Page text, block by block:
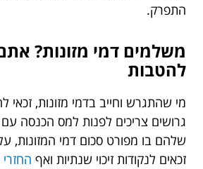
התפרק.
משלמים דמי מזונות?
להטבות
מי שהתגרש וחייב בדמי מזונות, זכאי
גרושים צריכים לפנות למס הכנסה עם
שלהם בו מפורט סכום דמי המזונות,
זכאים לנקודות זיכוי שנתיות ואף